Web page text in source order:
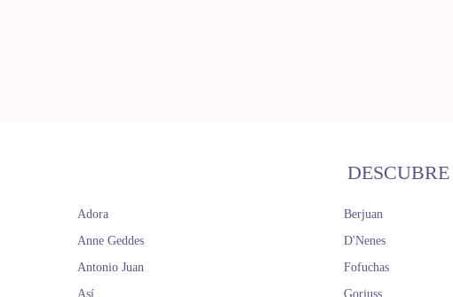
Adora
Anne Geddes
Antonio Juan
Así
Berjuan
D'Nenes
Fofuchas
Gorjuss